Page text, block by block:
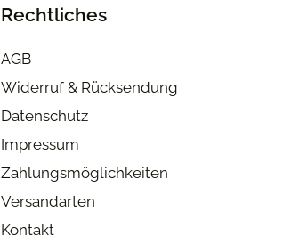
Rechtliches
AGB
Widerruf & Rücksendung
Datenschutz
Impressum
Zahlungsmöglichkeiten
Versandarten
Kontakt